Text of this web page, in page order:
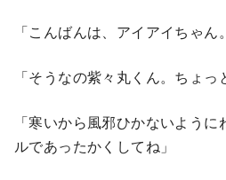
「こんばんは、アイアイちゃん
「そうなの紫々丸くん。ちょっ
「寒いから風邪ひかないよう
ルであったかくしてね」